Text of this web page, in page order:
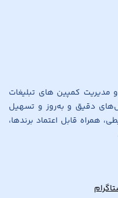
مدیریت کمپین های تبلیغات
دقیق و به‌روز و تسهیل
همراه قابل اعتماد برندها،